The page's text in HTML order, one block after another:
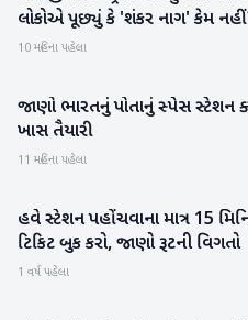
લોકોએ પૂછ્યું કે 'શંકર નાગ' કેમ
10 મહિના પહેલા
રાષ્ટ્રીય
જાણો ભારતનું પોતાનું સ્પેસ
ખાસ તૈયારી
11 મહિના પહેલા
રાષ્ટ્રીય
હવે સ્ટેશન પહોંચવાના માત્ર 15
ટિકિટ બુક કરો, જાણો રૂટની વિગતો
1 વર્ષ પહેલા